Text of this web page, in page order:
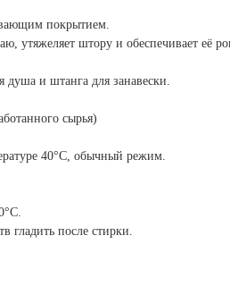
покрытием.
утяжеляет штору и обеспечивает её
душа и штанга для занавески.
сырья)
40°C, обычный режим.
гладить после стирки.